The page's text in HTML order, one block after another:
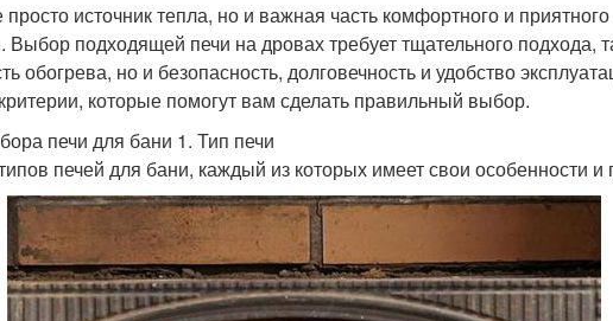
источник тепла, но и важная часть комфортного и приятного
подходящей печи на дровах требует тщательного подхода,
обогрева, но и безопасность, долговечность и удобство
которые помогут вам сделать правильный выбор.
печи для бани 1. Тип печи
печей для бани, каждый из которых имеет свои особенности